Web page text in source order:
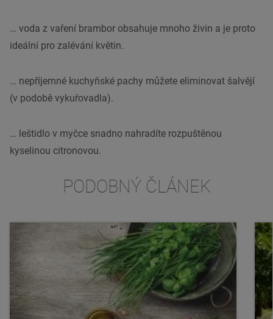
… voda z vaření brambor obsahuje mnoho živin a je proto
ideální pro zalévání květin.
… nepříjemné kuchyňské pachy můžete eliminovat šalvějí
(v podobě vykuřovadla).
… leštidlo v myčce snadno nahradíte rozpuštěnou
kyselinou citronovou.
PODOBNÝ ČLÁNEK